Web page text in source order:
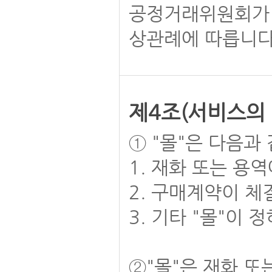
공정거래위원회
상관례에 따릅니
제4조(서비스
① "몰"은 다음과
1. 재화 또는 용
2. 구매계약이 체
3. 기타 "몰"이 정
②"몰"은 재화 또